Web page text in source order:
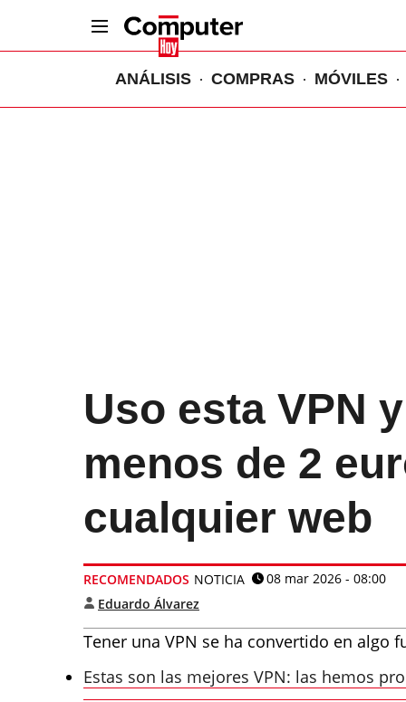
ANÁLISIS COMPRAS MÓVILES
Uso esta VPN
menos de 2
cualquier web
RECOMENDADOS NOTICIA
08 mar 2026 - 08:00
Eduardo Álvarez
Tener una VPN se ha convertido en algo
Estas son las mejores VPN: las hemos